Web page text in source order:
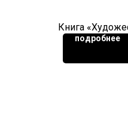
Книга
подробнее